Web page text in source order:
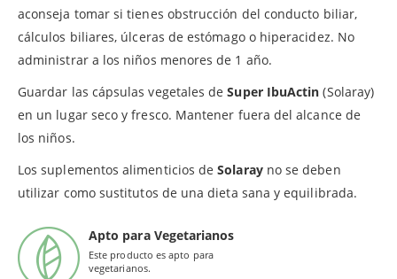
aconseja tomar si tienes obstrucción del conducto biliar,
cálculos biliares, úlceras de estómago o hiperacidez. No
administrar a los niños menores de 1 año.
Guardar las cápsulas vegetales deSuper IbuActin (Solaray)
en un lugar seco y fresco. Mantener fuera del alcance de
los niños.
Los suplementos alimenticios deSolarayno se deben
utilizar como sustitutos de una dieta sana y equilibrada.
Apto para Vegetarianos
Este producto es apto para
vegetarianos.